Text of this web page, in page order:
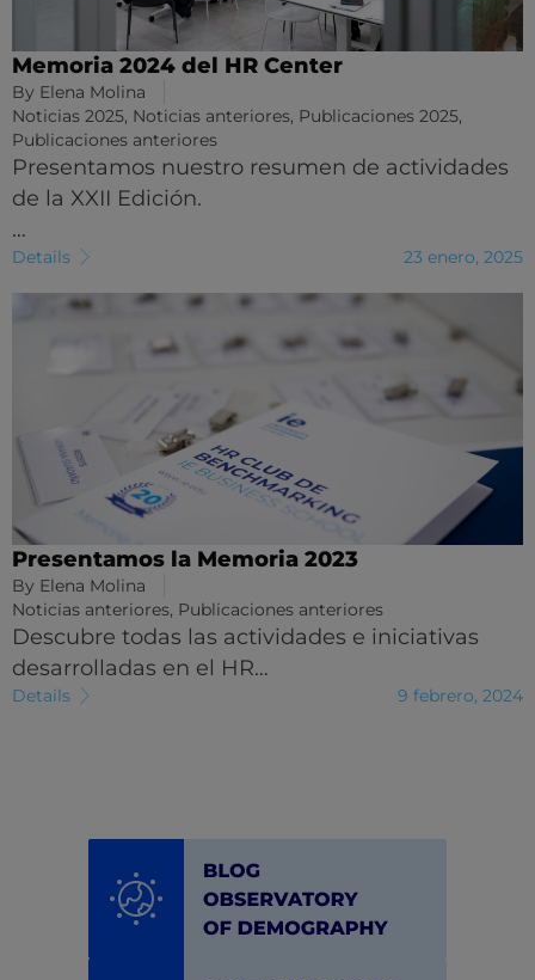
Memoria 2024 del HR Center
By Elena Molina
Noticias 2025, Noticias anteriores, Publicaciones 2025,
Publicaciones anteriores
Presentamos nuestro resumen de actividades
de la XXII Edición.
…
Details 23 enero, 2025
Presentamos la Memoria 2023
By Elena Molina
Noticias anteriores, Publicaciones anteriores
Descubre todas las actividades e iniciativas
desarrolladas en el HR…
Details 9 febrero, 2024